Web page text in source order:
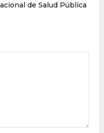
de Salud Pública